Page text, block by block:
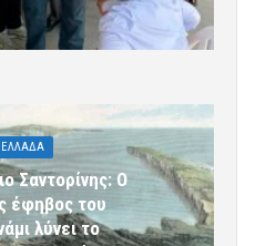
ΕΛΛΑΔΑ
Σαντορίνης: Ο
έφηβος του
λύνει το